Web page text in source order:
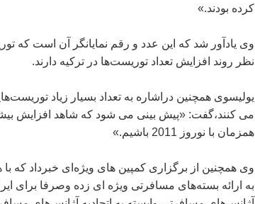
كرده بودند.»
وی یادآور شد كه این عدد و رقم نمایانگر آن است كه
نظر روند افزایش تعداد توریست‌ها در تركیه دارند.
می كنند،گفت: «پیش بینی می شود كه شاهد افزایش
همزمان با نوروز 2011 باشیم.»
وی همچنین از برگزاری كمپین های ویژه‌ای خبرداد
به ارائه بسته‌های مسافرتی ویژه ای زده‌ وصرفا برای